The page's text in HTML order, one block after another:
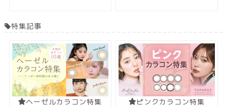
特集記事
ヘーゼルカラコン特集 ピンクカラコン特集